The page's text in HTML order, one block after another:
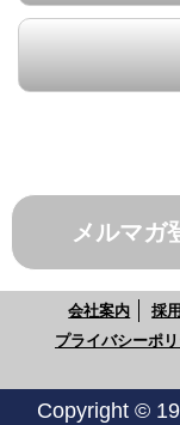
メルマガ
会社案内 採
プライバシーポ
Copyright ©